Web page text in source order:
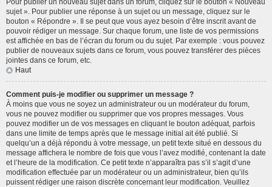
Pour publier un nouveau sujet dans un forum, cliquez sur le bouton « Nouveau
sujet ». Pour publier une réponse à un sujet ou un message, cliquez sur le
bouton « Répondre ». Il se peut que vous ayez besoin d’être inscrit avant de
pouvoir rédiger un message. Sur chaque forum, une liste de vos permissions
est affichée en bas de l’écran du forum ou du sujet. Par exemple : vous pouvez
publier de nouveaux sujets dans ce forum, vous pouvez transférer des pièces
jointes dans ce forum, etc.
Haut
Comment puis-je modifier ou supprimer un message ?
À moins que vous ne soyez un administrateur ou un modérateur du forum,
vous ne pouvez modifier ou supprimer que vos propres messages. Vous
pouvez modifier un de vos messages en cliquant le bouton adéquat, parfois
dans une limite de temps après que le message initial ait été publié. Si
quelqu’un a déjà répondu à votre message, un petit texte situé en dessous du
message affichera le nombre de fois que vous l’avez modifié, contenant la date
et l’heure de la modification. Ce petit texte n’apparaîtra pas s’il s’agit d’une
modification effectuée par un modérateur ou un administrateur, bien qu’ils
puissent rédiger une raison discrète concernant leur modification. Veuillez